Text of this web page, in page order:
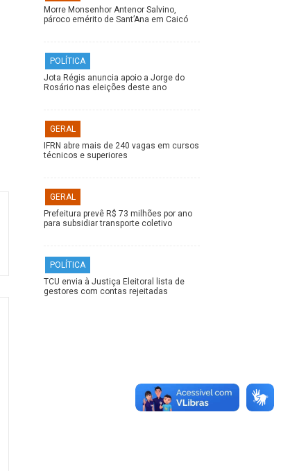
Morre Monsenhor Antenor Salvino,
pároco emérito de Sant’Ana em Caicó
POLÍTICA
Jota Régis anuncia apoio a Jorge do
Rosário nas eleições deste ano
GERAL
IFRN abre mais de 240 vagas em cursos
técnicos e superiores
GERAL
Prefeitura prevê R$ 73 milhões por ano
para subsidiar transporte coletivo
POLÍTICA
TCU envia à Justiça Eleitoral lista de
gestores com contas rejeitadas